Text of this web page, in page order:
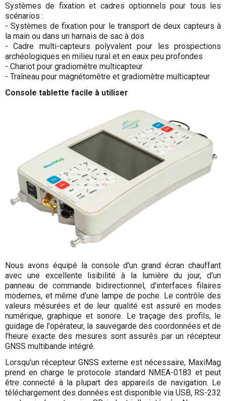
Systèmes de fixation et cadres optionnels pour tous les
scénarios :
- Systèmes de fixation pour le transport de deux capteurs à
la main ou dans un harnais de sac à dos
- Cadre multi-capteurs polyvalent pour les prospections
archéologiques en milieu rural et en eaux peu profondes
- Chariot pour gradiomètre multicapteur
- Traîneau pour magnétomètre et gradiomètre multicapteur
Console tablette facile à utiliser
Nous avons équipé la console d'un grand écran chauffant
avec une excellente lisibilité à la lumière du jour, d'un
panneau de commande bidirectionnel, d'interfaces filaires
modernes, et même d'une lampe de poche. Le contrôle des
valeurs mésurées et de leur qualité est assuré en modes
numérique, graphique et sonore. Le traçage des profils, le
guidage de l'opérateur, la sauvegarde des coordonnées et de
l'heure exacte des mesures sont assurés par un récepteur
GNSS multibande intégré.
Lorsqu'un récepteur GNSS externe est nécessaire, MaxiMag
prend en charge le protocole standard NMEA-0183 et peut
être connecté à la plupart des appareils de navigation. Le
téléchargement des données est disponible via USB, RS-232